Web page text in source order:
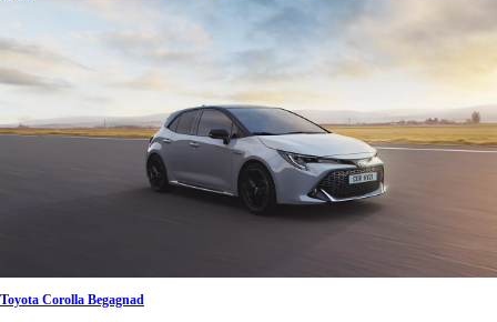
Toyota Corolla Begagnad